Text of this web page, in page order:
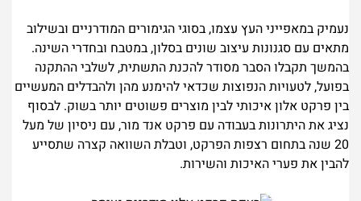
נעמיק במאפייני העץ עצמו, בסוגי הגימורים המודרניים ובשילוב
מתאים עם סגנונות עיצוב שונים בסלון, במטבח ובחדרי השינה.
בהמשך תקבלו הסבר מסודר להכנת התשתית, לשלבי ההתקנה
בפועל, לטעויות הנפוצות שכדאי להימנע מהן ולהבדלים המעשיים
בין פרקט אלון איכותי לבין מוצרים פשוטים יותר בשוק. לבסוף
נציג את היתרונות בעבודה עם פרקט אנד מור, עם ניסיון של מעל
20 שנה בתחום רצפות הפרקט, וטבלת השוואה קצרה שתסייע
להבין את פערי האיכות והשירות.